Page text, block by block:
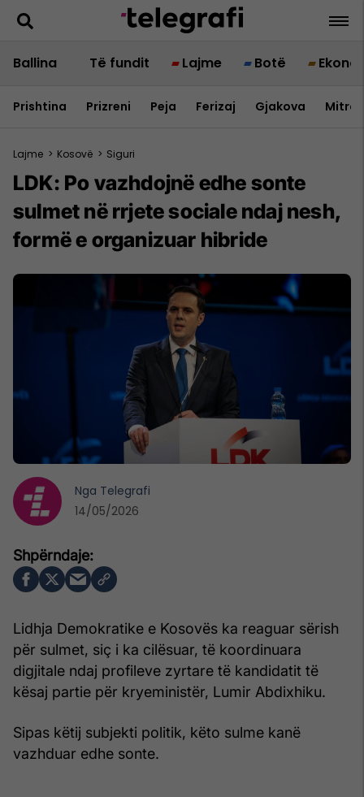
Ballina Të fundit Lajme Botë
Prishtina Prizreni Peja Ferizaj Gjakova
Lajme > Kosovë > Siguri
LDK: Po vazhdojnë edhe sonte
sulmet në rrjete sociale ndaj nesh,
formë e organizuar hibride
Lidhja Demokratike e Kosovës ka reaguar sërish
për sulmet, siç i ka cilësuar, të koordinuara
digjitale ndaj profileve zyrtare të kandidatit të
kësaj partie për kryeministër, Lumir Abdixhiku.
Sipas këtij subjekti politik, këto sulme kanë
vazhduar edhe sonte.
Nga Telegrafi
14/05/2026